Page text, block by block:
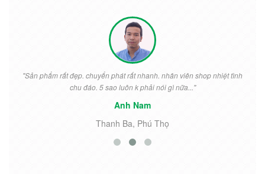
"Sản phẩm rất đẹp. chuyển phát rất nhanh. nhân viên shop nhiệt tình
chu đáo. 5 sao luôn k phải nói gì nữa..."
Anh Nam
Thanh Ba, Phú Thọ